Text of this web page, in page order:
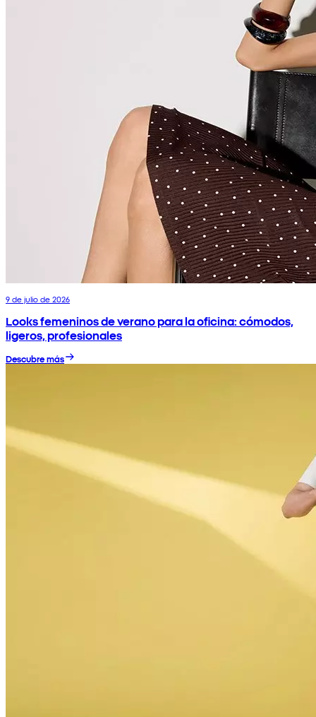
9 de julio de 2026
Looks femeninos de verano para la oficina: cómodos,
ligeros, profesionales
Descubre más